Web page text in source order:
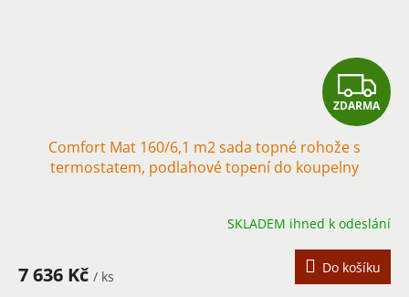
Z
D
M
A
ZDARMA
Comfort Mat 160/6,1 m2 sada topné rohože s
termostatem, podlahové topení do koupelny
SKLADEM ihned k odeslání
7 636 Kč / ks
Do košíku